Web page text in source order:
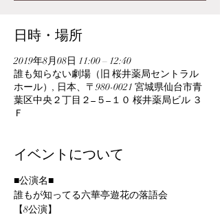
日時・場所
2019年8月08日 11:00 – 12:40
誰も知らない劇場（旧 桜井薬局セントラル
ホール）, 日本、〒980-0021 宮城県仙台市青
葉区中央２丁目２−５−１０ 桜井薬局ビル ３
Ｆ
イベントについて
■公演名■
誰もが知ってる六華亭遊花の落語会
【8公演】